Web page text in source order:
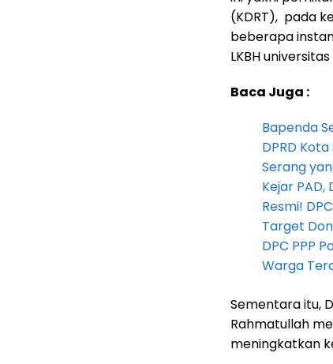
(KDRT), pada
beberapa
LKBH
Baca Juga :
Bapenda
DPRD
Serang
Kejar
Resmi!
Target
DPC PPP
Warga
Sementara itu,
Rahmatullah
meningkatkan